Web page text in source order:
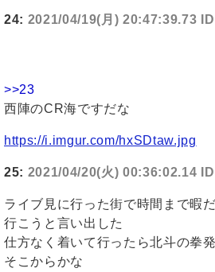
24: 2021/04/19(月) 20:47:39.73
>>23
西陣のCR海ですだな
https://i.imgur.com/hxSDtaw.jpg
25: 2021/04/20(火) 00:36:02.14
ライブ見に行った街で時間まで暇
行こうと言い出した
仕方なく着いて行ったら北斗の拳
そこからかな